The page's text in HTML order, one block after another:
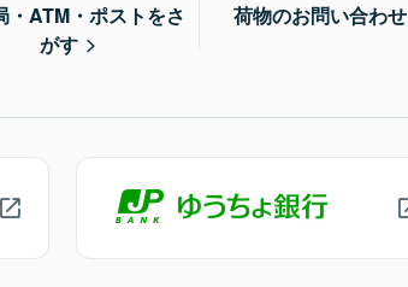
・ATM・ポストをさ
がす
荷物のお問い合わせ